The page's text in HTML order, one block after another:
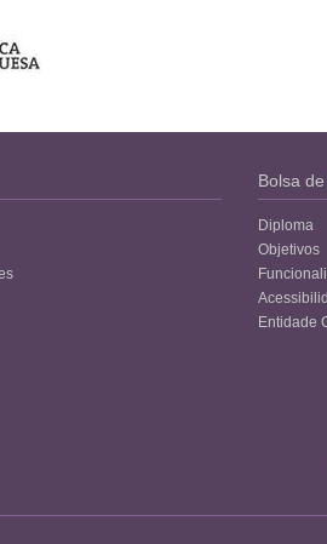
Bolsa
Diploma
Objetivos
Entidade